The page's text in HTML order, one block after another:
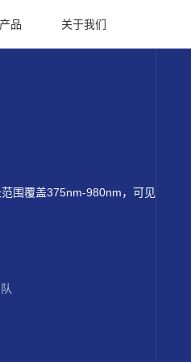
品 关于我们
围覆盖375nm-980nm，可见